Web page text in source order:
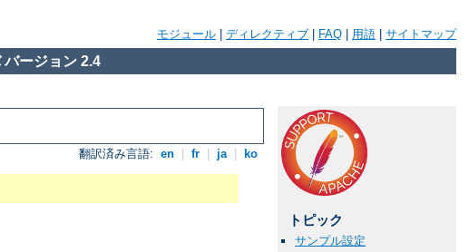
モジュール ディレクティブ FAQ 用語 サイトマップ
ージョン 2.4
翻訳済み言語: en fr ja ko
トピック
サンプル設定